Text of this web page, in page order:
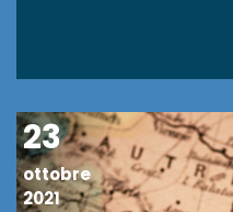
23
ottobre
2021